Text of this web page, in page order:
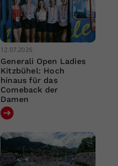
12.07.2026
Generali Open Ladies
Kitzbühel: Hoch
hinaus für das
Comeback der
Damen